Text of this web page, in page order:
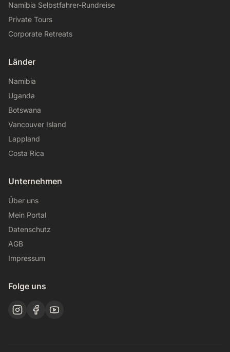
Namibia Selbstfahrer-Rundreise
Private Tours
Corporate Retreats
Länder
Namibia
Uganda
Botswana
Vancouver Island
Lappland
Costa Rica
Unternehmen
Über uns
Mein Portal
Datenschutz
AGB
Impressum
Folge uns